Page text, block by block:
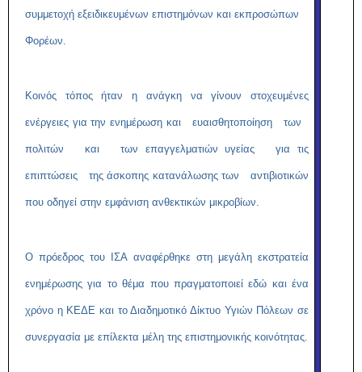
συμμετοχή εξειδικευμένων επιστημόνων και εκπροσώπων
Φορέων.
Κοινός τόπος ήταν η ανάγκη να γίνουν στοχευμένες
ενέργειες για την ενημέρωση και ευαισθητοποίηση των
πολιτών και των επαγγελματιών υγείας για τις
επιπτώσεις της άσκοπης κατανάλωσης των αντιβιοτικών
που οδηγεί στην εμφάνιση ανθεκτικών μικροβίων.
Ο πρόεδρος του ΙΣΑ αναφέρθηκε στη μεγάλη εκστρατεία
ενημέρωσης για το θέμα που πραγματοποιεί εδώ και ένα
χρόνο η ΚΕΔΕ και το Διαδημοτικό Δίκτυο Υγιών Πόλεων σε
συνεργασία με επίλεκτα μέλη της επιστημονικής κοινότητας.